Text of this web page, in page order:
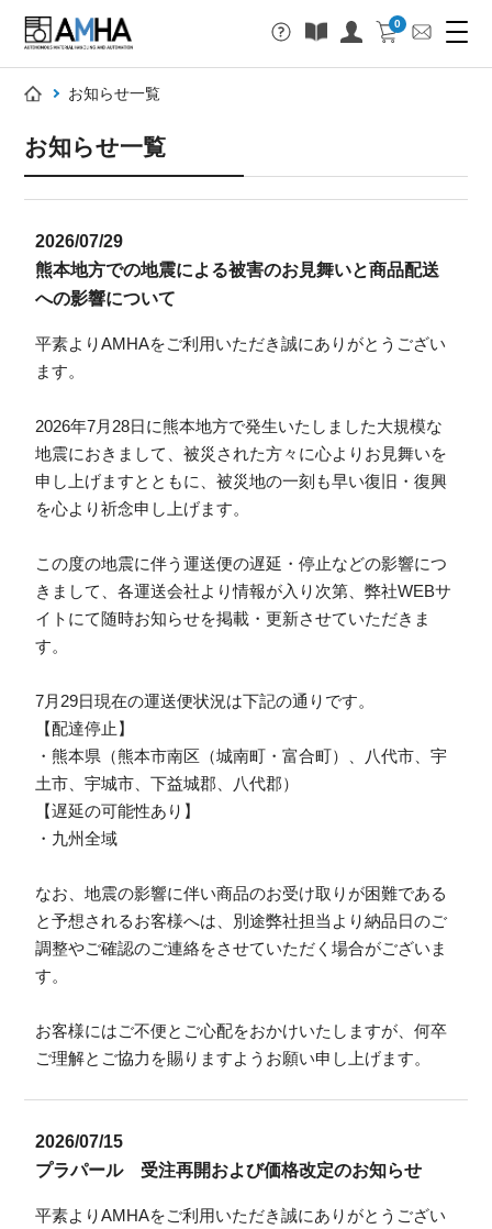
0
お知らせ一覧
お知らせ一覧
2026/07/29
熊本地方での地震による被害のお見舞いと商品配送
への影響について
平素よりAMHAをご利用いただき誠にありがとうござい
ます。
2026年7月28日に熊本地方で発生いたしました大規模な
地震におきまして、被災された方々に心よりお見舞いを
申し上げますとともに、被災地の一刻も早い復旧・復興
を心より祈念申し上げます。
この度の地震に伴う運送便の遅延・停止などの影響につ
きまして、各運送会社より情報が入り次第、弊社WEBサ
イトにて随時お知らせを掲載・更新させていただきま
す。
7月29日現在の運送便状況は下記の通りです。
【配達停止】
・熊本県（熊本市南区（城南町・富合町）、八代市、宇
土市、宇城市、下益城郡、八代郡）
【遅延の可能性あり】
・九州全域
なお、地震の影響に伴い商品のお受け取りが困難である
と予想されるお客様へは、別途弊社担当より納品日のご
調整やご確認のご連絡をさせていただく場合がございま
す。
お客様にはご不便とご心配をおかけいたしますが、何卒
ご理解とご協力を賜りますようお願い申し上げます。
2026/07/15
プラパール 受注再開および価格改定のお知らせ
平素よりAMHAをご利用いただき誠にありがとうござい